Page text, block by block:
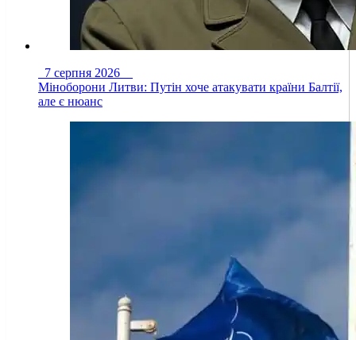
7 серпня 2026
Міноборони Литви: Путін хоче атакувати країни Балтії,
але є нюанс